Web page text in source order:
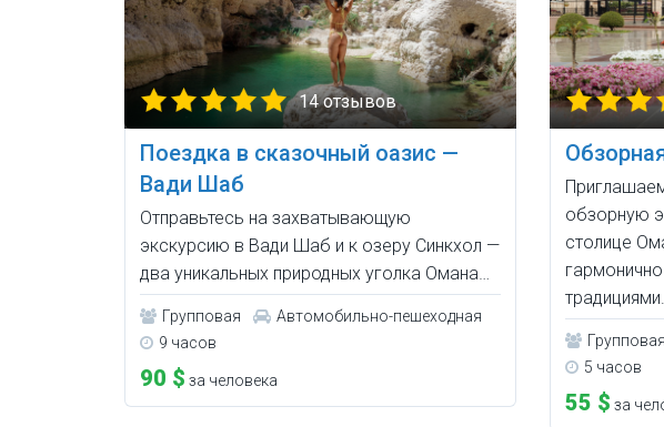
14 отзывов
Поездка в сказочный оазис —
Вади Шаб
Отправьтесь на захватывающую
экскурсию в Вади Шаб и к озеру Синкхол —
два уникальных природных уголка Омана…
Групповая
Автомобильно-пешеходная
9 часов
90 $ за человека
обзорную
столице
традициями.
Групповая
5 часов
55 $ за